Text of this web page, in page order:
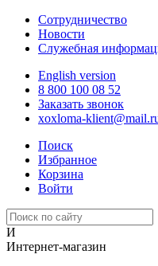
Сотрудничество
Новости
Служебная
English version
8 800 100 08 52
Заказать звонок
xoxloma-
Поиск
Избранное
Корзина
Войти
И
Интернет-магазин